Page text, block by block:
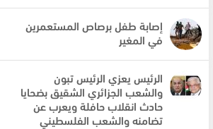
إصابة طفل برصاص المستعمرين
في المغير
الرئيس يعزي الرئيس تبون
والشعب الجزائري الشقيق بضحايا
حادث انقلاب حافلة ويعرب عن
تضامنه والشعب الفلسطيني